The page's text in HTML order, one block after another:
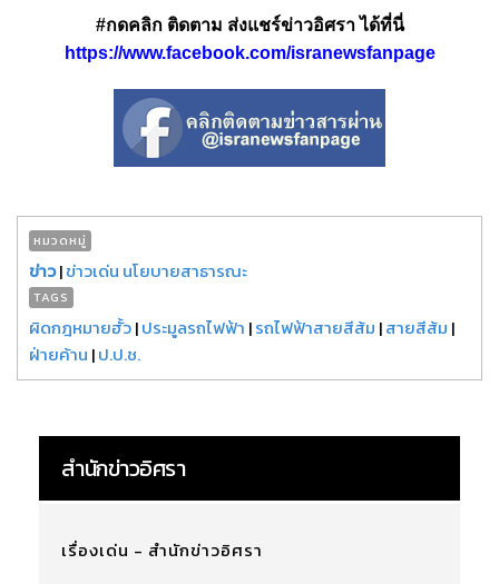
#กดคลิก ติดตาม ส่งแชร์ข่าวอิศรา ได้ที่นี่
https://www.facebook.com/isranewsfanpage
หมวดหมู่
ข่าว|ข่าวเด่น นโยบายสาธารณะ
TAGS
ผิดกฎหมายฮั้ว|ประมูลรถไฟฟ้า |รถไฟฟ้าสายสีส้ม |สายสีส้ม |
ฝ่ายค้าน |ป.ป.ช.
สำนักข่าวอิศรา
เรื่องเด่น - สำนักข่าวอิศรา